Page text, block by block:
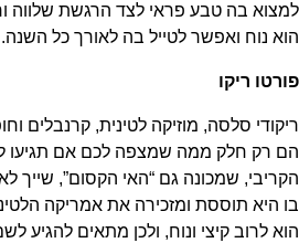
למצוא בה טבע פראי לצד הרגשת שלווה
הוא נוח ואפשר לטייל בה לאורך כל השנה.
פורטו ריקו
ריקודי סלסה, מוזיקה לטינית, קרנבלים
הם רק חלק ממה שמצפה לכם אם תגיעו
הקריבי, שמכונה גם “האי הקסום”, שייך
בו היא תוססת ומזכירה את אמריקה
הוא לרוב קיצי ונוח, ולכן מתאים להגיע